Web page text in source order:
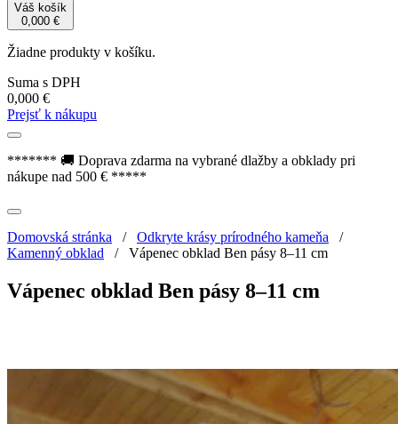
Váš košík
0,000 €
Žiadne produkty v košíku.
Suma s DPH
0,000 €
Prejsť k nákupu
******* 🚚 Doprava zdarma na vybrané dlažby a obklady pri
nákupe nad 500 € *****
Domovská stránka / Odkryte krásy prírodného kameňa /
Kamenný obklad / Vápenec obklad Ben pásy 8–11 cm
Vápenec obklad Ben pásy 8–11 cm